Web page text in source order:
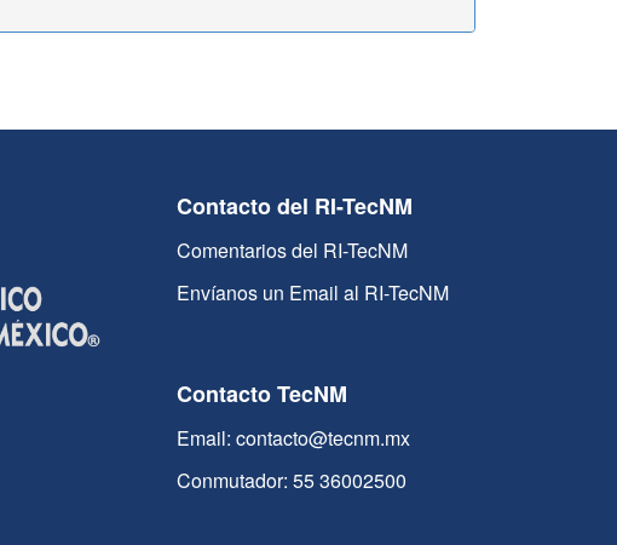
Contacto del RI-TecNM
Comentarios del RI-TecNM
Envíanos un Email al RI-TecNM
Contacto TecNM
Email: contacto@tecnm.mx
Conmutador: 55 36002500